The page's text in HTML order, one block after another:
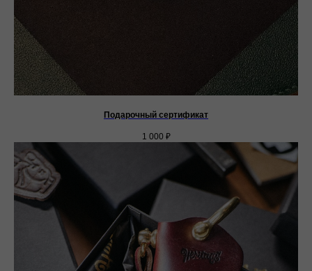
Подарочный сертификат
1 000 ₽